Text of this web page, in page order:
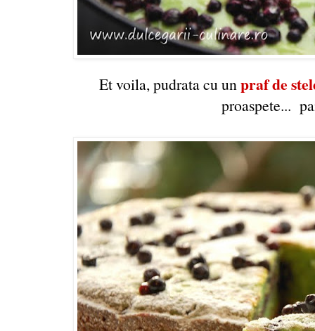
Et voila, pudrata cu unpraf de
proaspete...